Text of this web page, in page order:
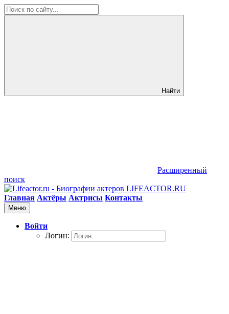
Найти
Расширенный
поиск
LIFEACTOR.RU
Главная Актёры Актрисы Контакты
Меню
Войти
Логин: